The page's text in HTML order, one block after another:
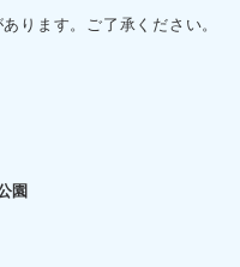
ります。ご了承ください。
園